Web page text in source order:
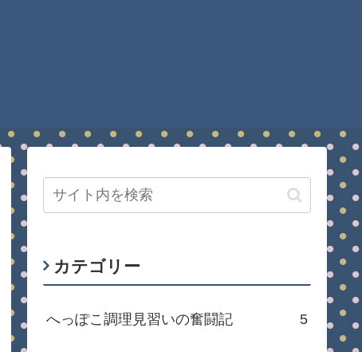
カテゴリー
へっぽこ調理見習いの奮闘記 5